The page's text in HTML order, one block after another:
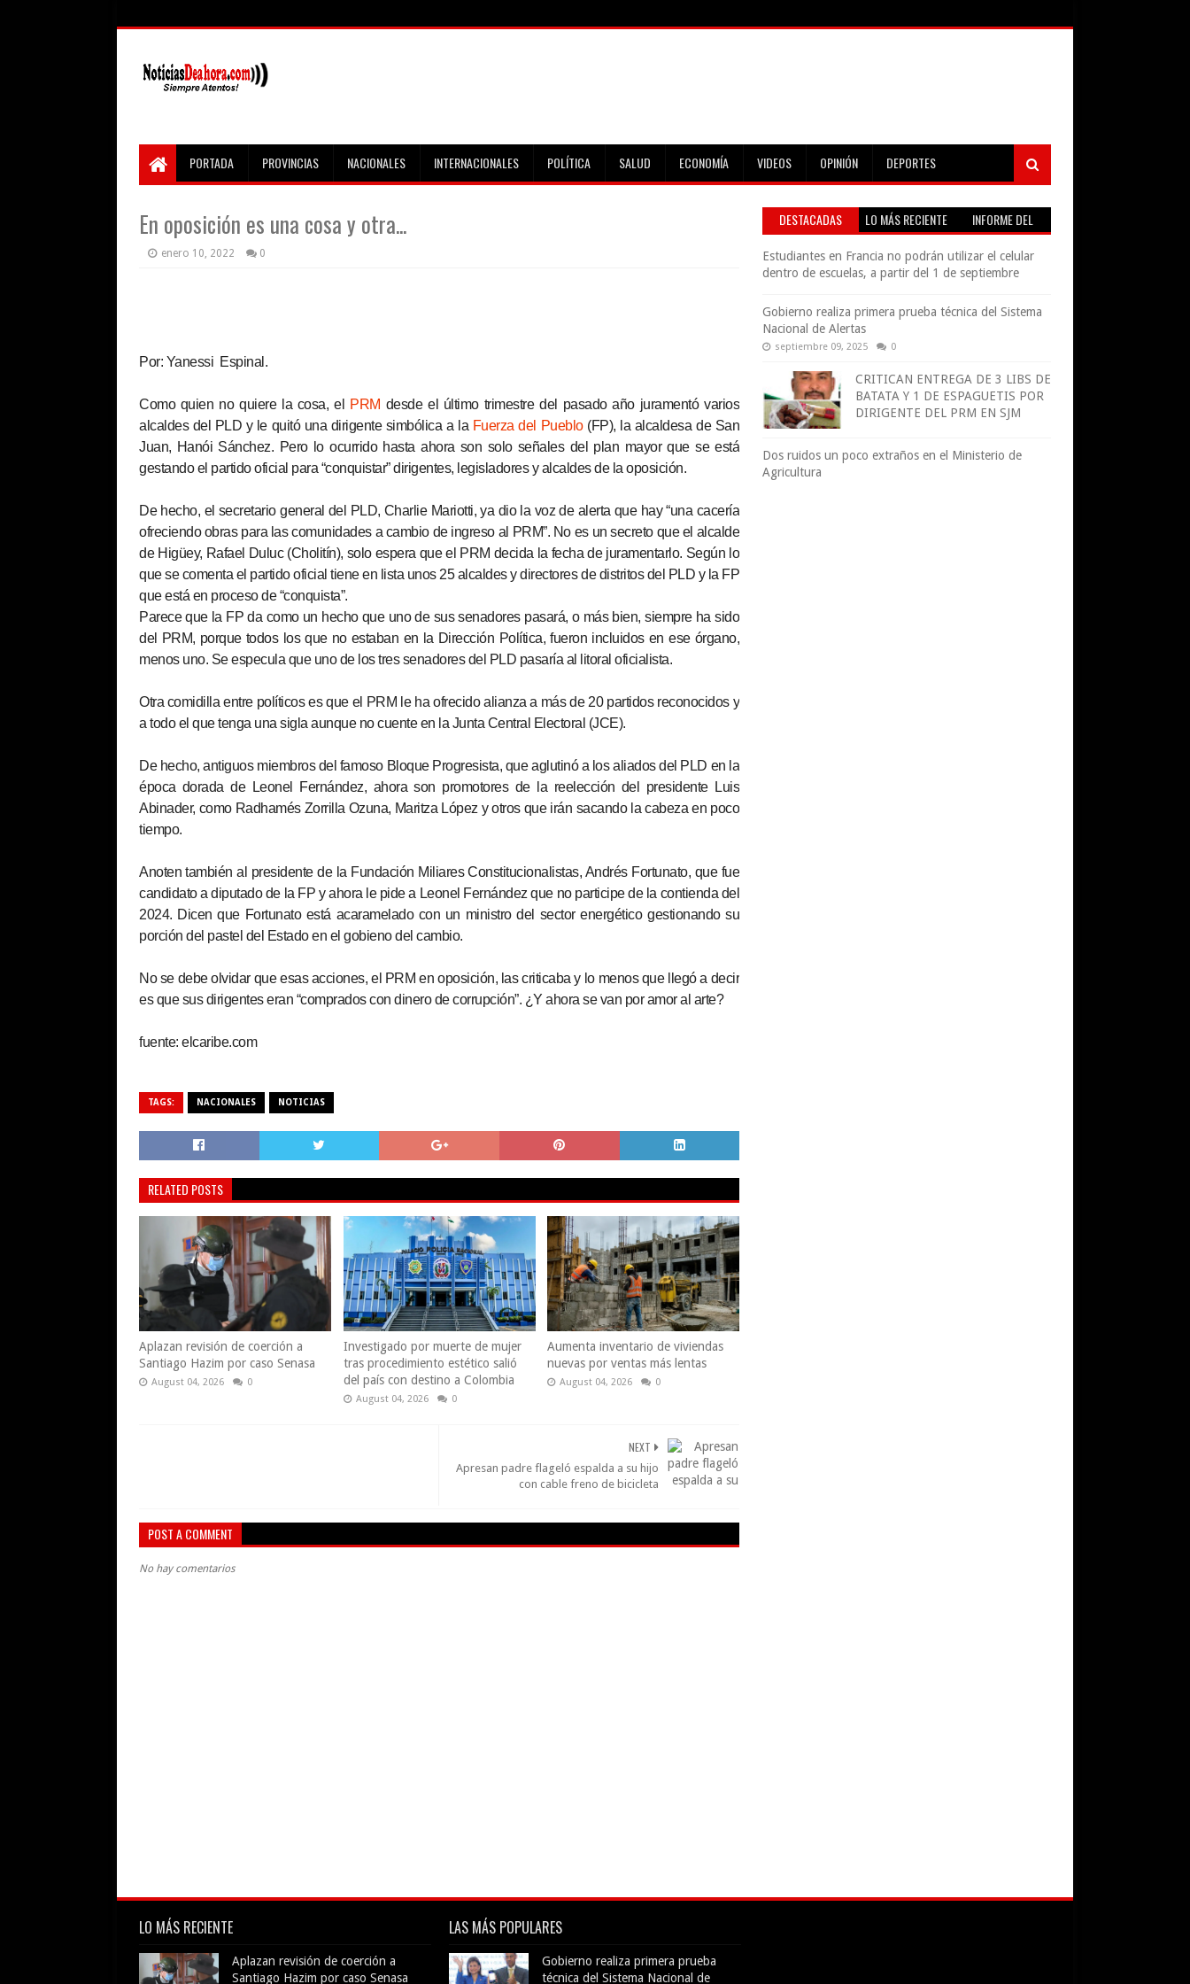
PORTADA PROVINCIAS NACIONALES INTERNACIONALES POLÍTICA SALUD ECONOMÍA VIDEOS OPINIÓN DEPORTES
En oposición es una cosa y otra...
enero 10, 2022 0
Por: Yanessi Espinal.
Como quien no quiere la cosa, el PRM desde el último trimestre del pasado año juramentó varios
alcaldes del PLD y le quitó una dirigente simbólica a la Fuerza del Pueblo(FP), la alcaldesa de San
Juan, Hanói Sánchez. Pero lo ocurrido hasta ahora son solo señales del plan mayor que se está
gestando el partido oficial para “conquistar” dirigentes, legisladores y alcaldes de la oposición.
De hecho, el secretario general del PLD, Charlie Mariotti, ya dio la voz de alerta que hay “una cacería
ofreciendo obras para las comunidades a cambio de ingreso al PRM”. No es un secreto que el alcalde
de Higüey, Rafael Duluc (Cholitín), solo espera que el PRM decida la fecha de juramentarlo. Según lo
que se comenta el partido oficial tiene en lista unos 25 alcaldes y directores de distritos del PLD y la FP
que está en proceso de “conquista”.
Parece que la FP da como un hecho que uno de sus senadores pasará, o más bien, siempre ha sido
del PRM, porque todos los que no estaban en la Dirección Política, fueron incluidos en ese órgano,
menos uno. Se especula que uno de los tres senadores del PLD pasaría al litoral oficialista.
Otra comidilla entre políticos es que el PRM le ha ofrecido alianza a más de 20 partidos reconocidos y
a todo el que tenga una sigla aunque no cuente en la Junta Central Electoral (JCE).
De hecho, antiguos miembros del famoso Bloque Progresista, que aglutinó a los aliados del PLD en la
época dorada de Leonel Fernández, ahora son promotores de la reelección del presidente Luis
Abinader, como Radhamés Zorrilla Ozuna, Maritza López y otros que irán sacando la cabeza en poco
tiempo.
Anoten también al presidente de la Fundación Miliares Constitucionalistas, Andrés Fortunato, que fue
candidato a diputado de la FP y ahora le pide a Leonel Fernández que no participe de la contienda del
2024. Dicen que Fortunato está acaramelado con un ministro del sector energético gestionando su
porción del pastel del Estado en el gobieno del cambio.
No se debe olvidar que esas acciones, el PRM en oposición, las criticaba y lo menos que llegó a decir
es que sus dirigentes eran “comprados con dinero de corrupción”. ¿Y ahora se van por amor al arte?
fuente: elcaribe.com
TAGS: NACIONALES NOTICIAS
RELATED POSTS
Aplazan revisión de coerción a
Santiago Hazim por caso Senasa
August 04, 2026 0
Investigado por muerte de mujer
tras procedimiento estético salió
del país con destino a Colombia
August 04, 2026 0
Aumenta inventario de viviendas
nuevas por ventas más lentas
August 04, 2026 0
NEXT
Apresan padre flageló espalda a su hijo
con cable freno de bicicleta
POST A COMMENT
No hay comentarios
DESTACADAS LO MÁS RECIENTE
INFORME DEL
Estudiantes en Francia no podrán utilizar el celular
dentro de escuelas, a partir del 1 de septiembre
Gobierno realiza primera prueba técnica del Sistema
Nacional de Alertas
septiembre 09, 2025 0
CRITICAN ENTREGA DE 3 LIBS DE
BATATA Y 1 DE ESPAGUETIS POR
DIRIGENTE DEL PRM EN SJM
Dos ruidos un poco extraños en el Ministerio de
Agricultura
LO MÁS RECIENTE
Aplazan revisión de coerción a
Santiago Hazim por caso Senasa
LAS MÁS POPULARES
Gobierno realiza primera prueba
técnica del Sistema Nacional de